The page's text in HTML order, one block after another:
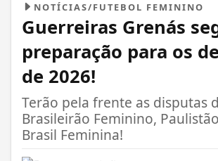
NOTÍCIAS/FUTEBOL FEMININO
Guerreiras Grenás
preparação para os
de 2026!
Terão pela frente as disputas
Brasileirão Feminino,
Brasil Feminina!